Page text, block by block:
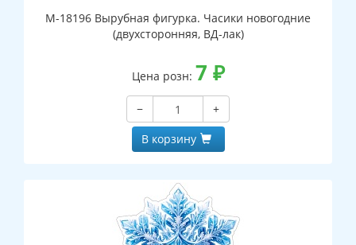
М-18196 Вырубная фигурка. Часики новогодние
(двухсторонняя, ВД-лак)
Цена розн: 7 ₽
−
+
В корзину